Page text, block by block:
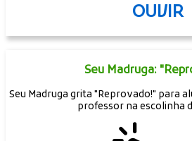
OUVIR
Seu Madruga:
Seu Madruga grita "Reprovado!" para
professor na escolinha